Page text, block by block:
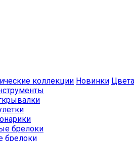
коллекции Новинки Цвета
брелоки
брелоки